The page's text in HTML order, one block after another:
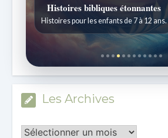
Histoires bibliques étonnantes
Histoires pour les enfants de 7 à 12 ans.
Les Archives
Les